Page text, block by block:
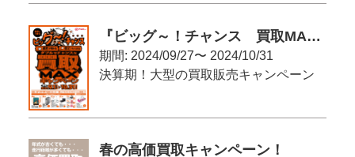
期間は2025.1.4～3.31まで☆ ～当選総勢2020名様に当たる！！嬉しいプレゼントがたくさん！～
ご成約の方に抽選にてプレゼント！
★A賞【旅行ギフトカタログ】6名様
★B賞【ブランド米5kg】10名様
★C賞【衣類乾燥除湿機】28名様
★E賞【ニャップルタオル】1960名様
『ビッグ～！チャンス 買取MAXキャンペーン』
期間: 2024/09/27〜 2024/10/31
決算期！大型の買取販売キャンペーン
春の高価買取キャンペーン！